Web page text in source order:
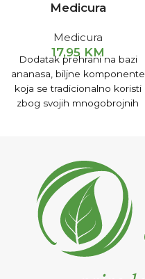
Medicura
Medicura
17,95 KM
Dodatak prehrani na bazi
ananasa, biljne komponente
koja se tradicionalno koristi
zbog svojih mnogobrojnih